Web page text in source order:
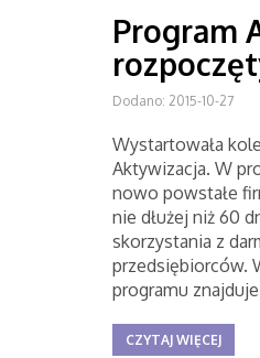
Program
Dodano: 2015-10-27
Wystartowała
Aktywizacja. W
nowo powstałe
nie dłużej niż 60
skorzystania z
przedsiębiorców.
programu
CZYTAJ WIĘCEJ